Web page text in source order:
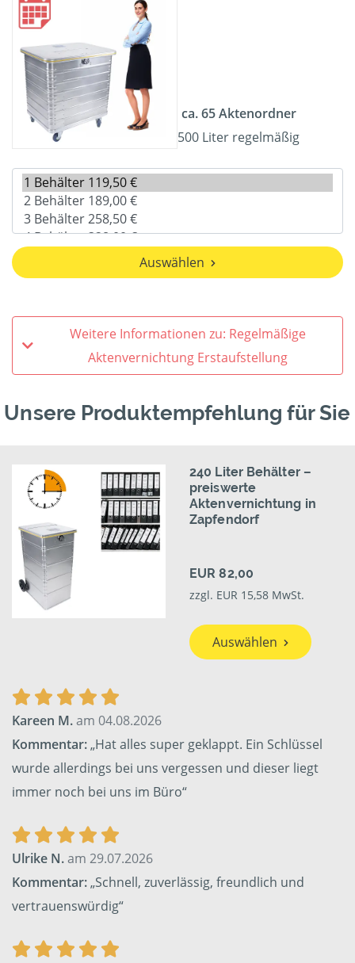
ca. 65 Aktenordner
500 Liter regelmäßig
Auswählen
Weitere Informationen zu: Regelmäßige
Aktenvernichtung Erstaufstellung
Unsere Produktempfehlung für Sie
240 Liter Behälter –
preiswerte
Aktenvernichtung in
Zapfendorf
EUR 82,00
zzgl. EUR 15,58 MwSt.
Auswählen
Kareen M.am 04.08.2026
Kommentar:„Hat alles super geklappt. Ein Schlüssel
wurde allerdings bei uns vergessen und dieser liegt
immer noch bei uns im Büro“
Ulrike N.am 29.07.2026
Kommentar:„Schnell, zuverlässig, freundlich und
vertrauenswürdig“